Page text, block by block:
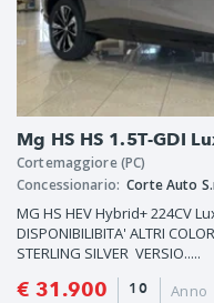
Mg HS HS 1.5T-GDI
Cortemaggiore (PC)
Concessionario: Corte Auto
MG HS HEV Hybrid+ 224CV
DISPONIBILIBITA' ALTRI
STERLING SILVER VERSIO.....
€ 31.900 Anno
10